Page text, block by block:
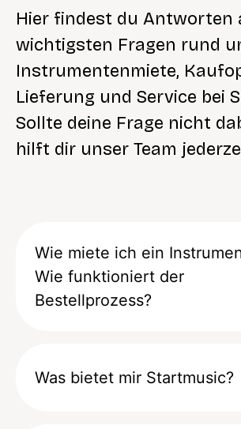
Hier findest du Antworten
wichtigsten Fragen rund
Instrumentenmiete,
Lieferung und Service bei
Sollte deine Frage nicht
hilft dir unser Team
Wie miete ich ein
Wie funktioniert der
Bestellprozess?
Was bietet mir Startmusic?